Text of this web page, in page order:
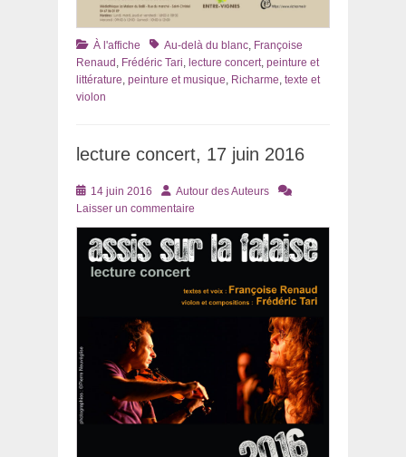
Catégories
À l'affiche TagsAu-delà du blanc Françoise
Renaud Frédéric Tari lecture concert peinture et
littérature peinture et musique Richarme texte et
violon
lecture concert, 17 juin 2016
Posté
le
14 juin 2016 AuteurAutour des Auteurs
Laisser un commentaire